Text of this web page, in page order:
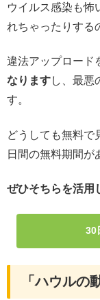
ウイルス感染も怖
れちゃったりする
違法アップロード
なりますし、最悪
す。
どうしても無料で
日間の無料期間が
ぜひそちらを活用
30
「ハウルの